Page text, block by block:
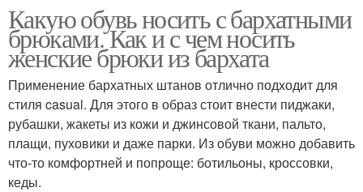
Какую обувь носить с бархатными
брюками. Как и с чем носить
женские брюки из бархата
Применение бархатных штанов отлично подходит для
стиля casual. Для этого в образ стоит внести пиджаки,
рубашки, жакеты из кожи и джинсовой ткани, пальто,
плащи, пуховики и даже парки. Из обуви можно добавить
что-то комфортней и попроще: ботильоны, кроссовки,
кеды.